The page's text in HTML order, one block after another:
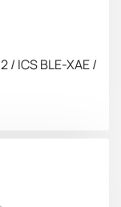
/ ICS BLE-XAE /